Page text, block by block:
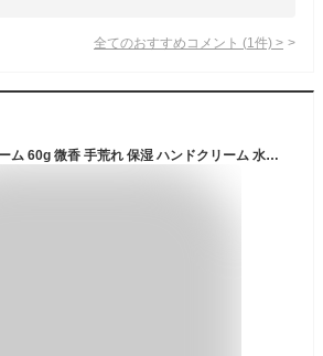
全てのおすすめコメント (1 件) >
プロ業務用ハンドクリーム 60g 微香 手荒れ 保湿 ハンドクリーム 水仕事 乾燥肌 さかむけ 敏感肌 ハンドケア 家事 洗い物 皿洗い 洗濯 洗濯物 水仕事 料理 手 女性手荒れに効く ひび割れ べたつかない 50代 メンズ